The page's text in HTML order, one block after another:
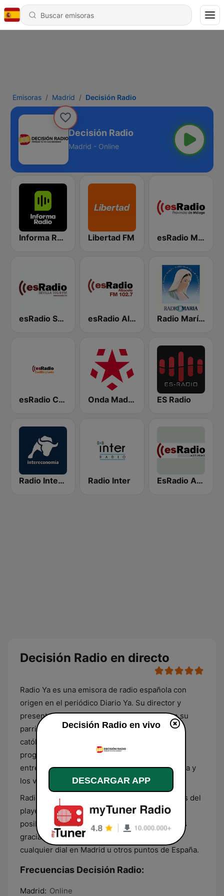
Emisoras Madrid Decisión Radio
Decisión Radio
Madrid - Online
Informa Radio Libertad FM esRadio Malaga
esRadio Sevilla esRadio Albacete Radio María España
esRadio Castilla y Leon Onda Madrid ES Radio
Radio Intereconomía Radio Inter EsRadio Asturias
Decisión Radio en directo
Radio Ya es una emisora de radio española con
origen en el periódico Diario Ya. Su director y
presentador del programa de mayor éxito en su
parrilla,
En la boca del Lobo, asume el ámbito
católico de esta radio y asegura que la
programación de esta combina informativos y
entretenimiento que defienden la vida, la familia y
los valores españoles.
Radio Ya se puede escuchar en directo a través del
player en su página web, donde también es
posible visionar lo que se pasa en sus estudios
gracias a la sección RadioYa TV. No emite en
cualquier dial en Madrid u otros puntos de España.
Frecuencias Decisión Radio:
Madrid: Online
Decisión Radio en vivo
DESCARGAR APP